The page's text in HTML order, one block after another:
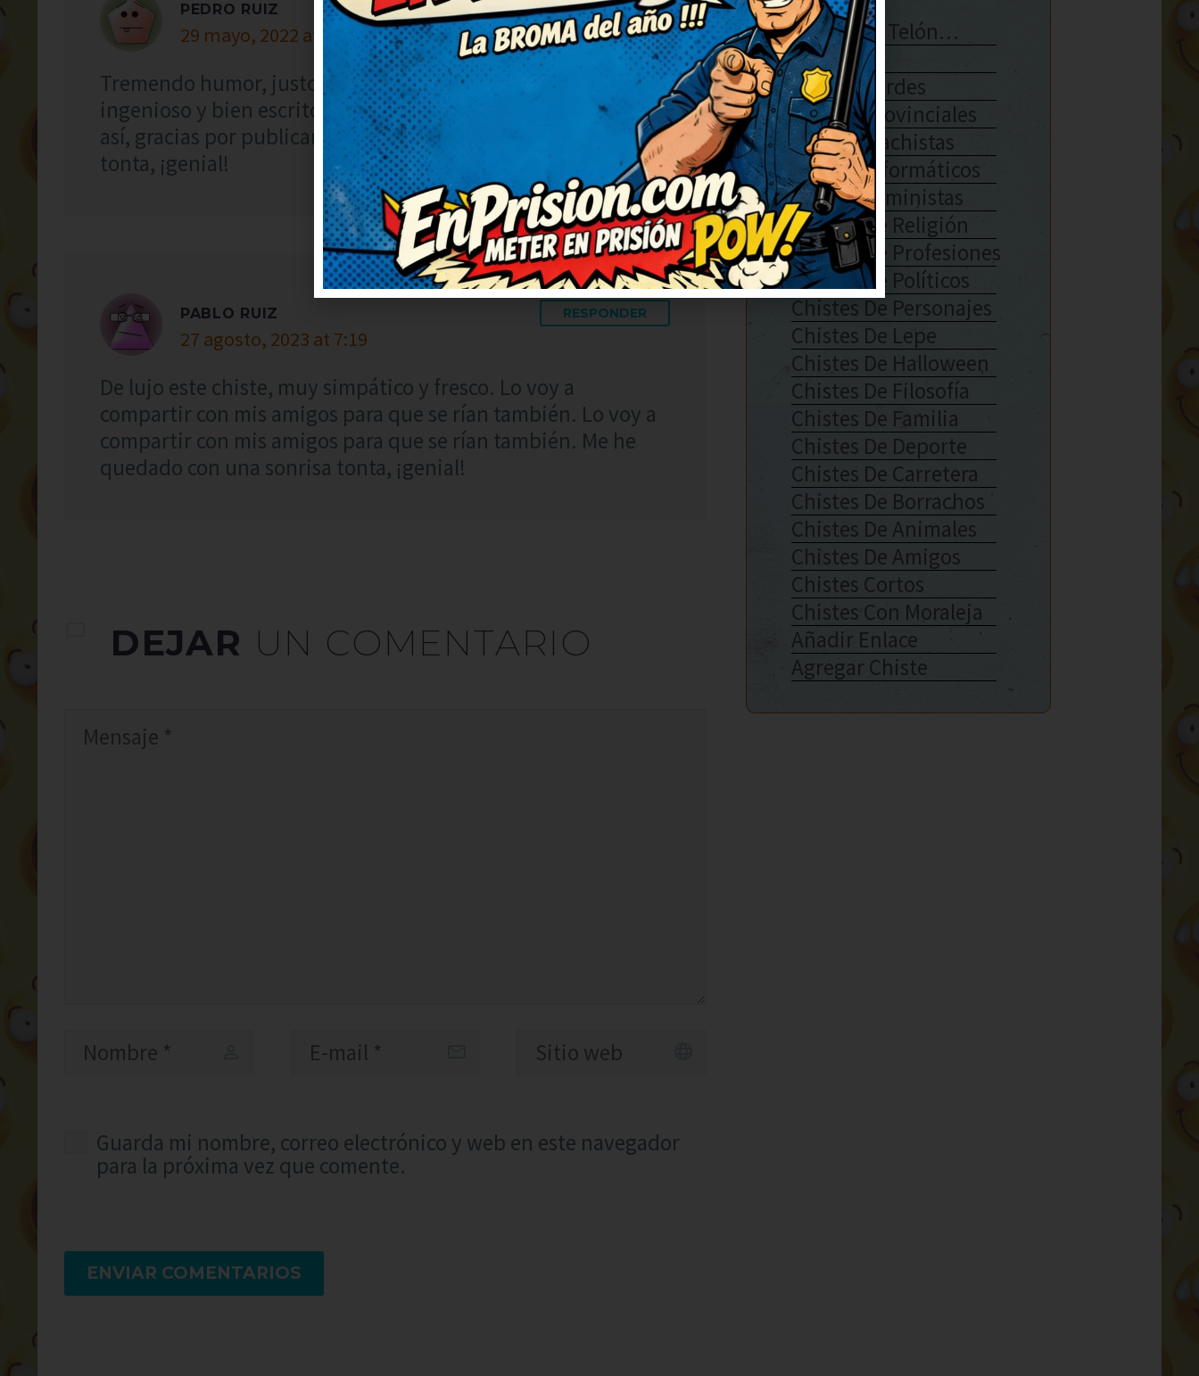
PEDRO RUIZ
29 mayo, 2022 at 8:08
RESPONDER
Tremendo humor, justo lo que necesitaba ahora. Muy
ingenioso y bien escrito, ¡enhorabuena! Necesitaba una risa
así, gracias por publicarlo. Me he quedado con una sonrisa
tonta, ¡genial!
PABLO RUIZ
27 agosto, 2023 at 7:19
RESPONDER
De lujo este chiste, muy simpático y fresco. Lo voy a
compartir con mis amigos para que se rían también. Lo voy a
compartir con mis amigos para que se rían también. Me he
quedado con una sonrisa tonta, ¡genial!
DEJAR UN COMENTARIO
Guarda mi nombre, correo electrónico y web en este navegador
para la próxima vez que comente.
ENVIAR COMENTARIOS
Se Abre El Telón…
Enlaces
Chistes Verdes
Chistes Provinciales
Chistes Machistas
Chistes Informáticos
Chistes Feministas
Chistes De Religión
Chistes De Profesiones
Chistes De Políticos
Chistes De Personajes
Chistes De Lepe
Chistes De Halloween
Chistes De Filosofía
Chistes De Familia
Chistes De Deporte
Chistes De Carretera
Chistes De Borrachos
Chistes De Animales
Chistes De Amigos
Chistes Cortos
Chistes Con Moraleja
Añadir Enlace
Agregar Chiste